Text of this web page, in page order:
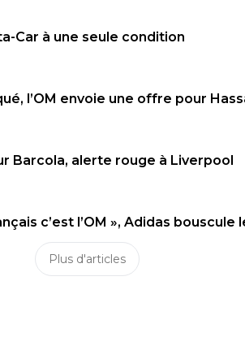
Car à une seule condition
l’OM envoie une offre pour
Barcola, alerte rouge à Liverpool
c’est l’OM », Adidas bouscule
Plus d'articles